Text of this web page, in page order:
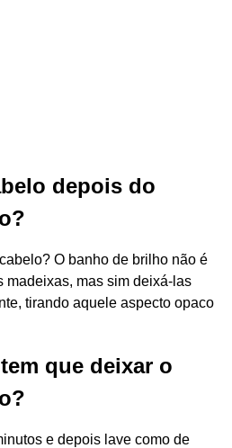
depois do
O banho de brilho não é
madeixas, mas sim deixá-las
tirando aquele aspecto opaco
que deixar o
e depois lave como de